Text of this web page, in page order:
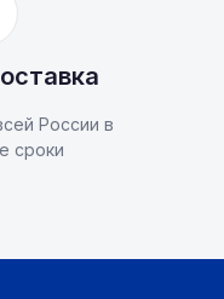
России в
сроки